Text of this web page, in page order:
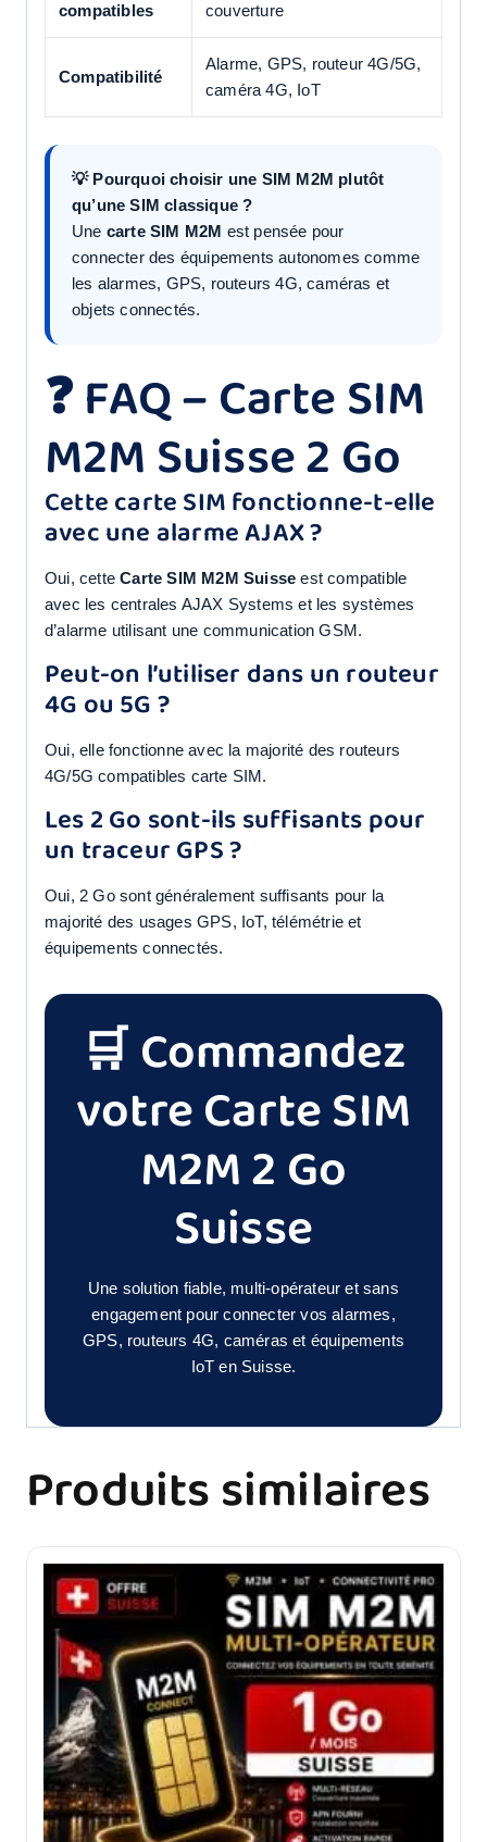
compatibles
couverture
Compatibilité
Alarme, GPS, routeur 4G/5G,
caméra 4G, IoT
💡 Pourquoi choisir une SIM M2M plutôt
qu’une SIM classique ?
Une carte SIM M2M est pensée pour
connecter des équipements autonomes comme
les alarmes, GPS, routeurs 4G, caméras et
objets connectés.
❓ FAQ – Carte SIM
M2M Suisse 2 Go
Cette carte SIM fonctionne-t-elle
avec une alarme AJAX ?
Oui, cetteCarte SIM M2M Suisse est compatible
avec les centrales AJAX Systems et les systèmes
d’alarme utilisant une communication GSM.
Peut-on l’utiliser dans un routeur
4G ou 5G ?
Oui, elle fonctionne avec la majorité des routeurs
4G/5G compatibles carte SIM.
Les 2 Go sont-ils suffisants pour
un traceur GPS ?
Oui, 2 Go sont généralement suffisants pour la
majorité des usages GPS, IoT, télémétrie et
équipements connectés.
🛒 Commandez
votre Carte SIM
M2M 2 Go
Suisse
Une solution fiable, multi-opérateur et sans
engagement pour connecter vos alarmes,
GPS, routeurs 4G, caméras et équipements
IoT en Suisse.
Produits similaires